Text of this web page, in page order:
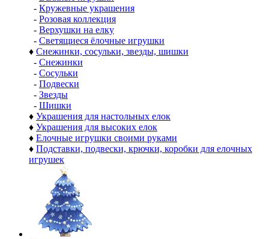
- Кружевные украшения
- Розовая коллекция
- Верхушки на елку
- Светящиеся ёлочные игрушки
♦ Снежинки, сосульки, звезды, шишки
- Снежинки
- Сосульки
- Подвески
- Звезды
- Шишки
♦ Украшения для настольных елок
♦ Украшения для высоких елок
♦ Елочные игрушки своими руками
♦ Подставки, подвески, крючки, коробки для елочных
игрушек